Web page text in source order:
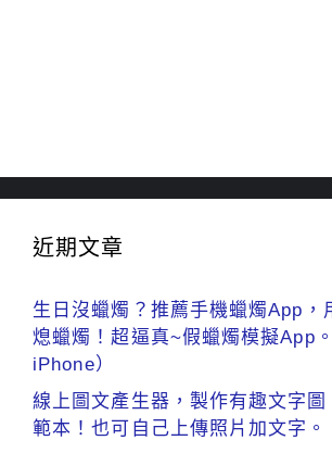
近期文章
生日沒蠟燭？推薦手機蠟燭App，
熄蠟燭！超逼真~假蠟燭模擬App
iPhone）
線上圖文產生器，製作有趣文字圖
範本！也可自己上傳照片加文字。